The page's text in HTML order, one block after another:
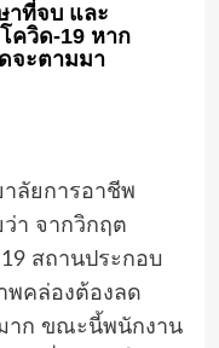
าที่จบ และ
ควิด-19 หาก
จะตามมา
ลัยการอาชีพ
ว่า จากวิกฤต
สถานประกอบ
พคล่องต้องลด
าก ขณะนี้พนักงาน